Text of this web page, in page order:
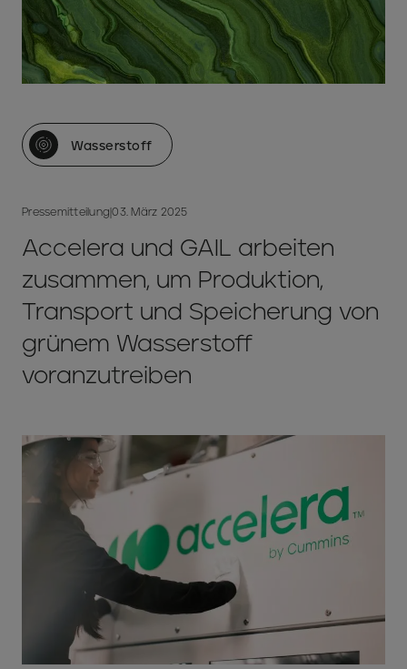
Wasserstoff
Pressemitteilung|03. März 2025
Accelera und GAIL arbeiten
zusammen, um Produktion,
Transport und Speicherung von
grünem Wasserstoff
voranzutreiben